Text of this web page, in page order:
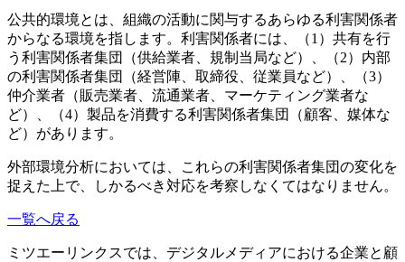
公共的環境とは、組織の活動に関与するあらゆる利害関係者
からなる環境を指します。利害関係者には、（1）共有を行
う利害関係者集団（供給業者、規制当局など）、（2）内部
の利害関係者集団（経営陣、取締役、従業員など）、（3）
仲介業者（販売業者、流通業者、マーケティング業者な
ど）、（4）製品を消費する利害関係者集団（顧客、媒体な
ど）があります。
外部環境分析においては、これらの利害関係者集団の変化を
捉えた上で、しかるべき対応を考察しなくてはなりません。
一覧へ戻る
ミツエーリンクスでは、デジタルメディアにおける企業と顧